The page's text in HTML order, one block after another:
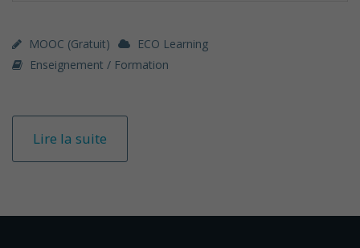
MOOC (gratuit)
ECO Learning
Enseignement / Formation
Lire la suite